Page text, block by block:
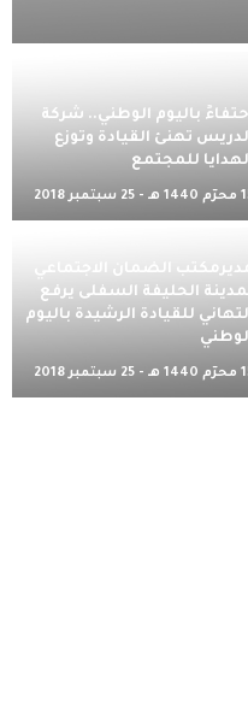
باليوم الوطني.. شركة
تهنئ القيادة وتوزع
للمجتمع
15 محرّم 1440 هـ - 25 سبتمبر 2018
الضمان الاجتماعي
الحليفة السفلى يرفع
للقيادة الرشيدة باليوم
15 محرّم 1440 هـ - 25 سبتمبر 2018